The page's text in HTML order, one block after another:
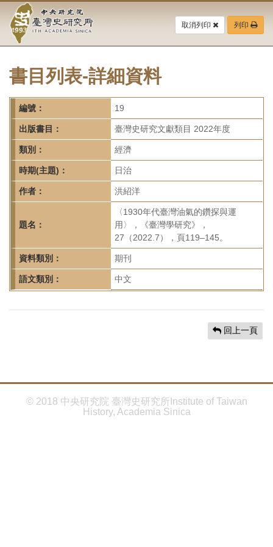
要
中
央
研
究
院-
臺
灣
史
研
究
所-
首
頁
取消列印 列印
書目列表-詳細資料
編號： 19
出版書目： 臺灣史研究文獻類目 2022年度
類別： 經濟
時期(主題)： 日治
作者： 洪紹洋
題名：
〈1930年代臺灣油氣的鑽探與運
用〉，《臺灣學研究》，
27（2022.7），頁119–145。
資料類別： 期刊
語文類別： 中文
回上一頁
© 2018 中央研究院 臺灣史研究所Institute of Taiwan
History, Academia Sinica